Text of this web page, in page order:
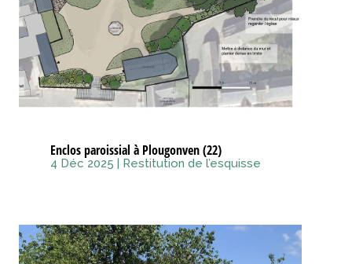
Enclos paroissial à Plougonven (22)
4 Déc 2025 Restitution de l’esquisse